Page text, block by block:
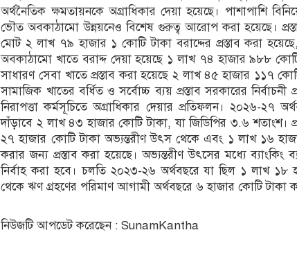
অর্থনৈতিক ক্ষমতায়নকে অগ্রাধিকার দেয়া হয়েছে। পাশাপাশি
ভৌত অবকাঠামো উন্নয়নেও বিশেষ গুরুত্ব আরোপ করা হয়েছে।
মোট ২ লাখ ৭৯ হাজার ১ কোটি টাকা বরাদ্দের প্রস্তাব করা
অবকাঠামো খাতে বরাদ্দ দেয়া হয়েছে ১ লাখ ৭৪ হাজার ৯৮৮
সাধারণ সেবা খাতে প্রস্তাব করা হয়েছে ২ লাখ ৪৫ হাজার ১১৭
সামাজিক খাতের বর্ধিত ও সর্বোচ্চ ব্যয় প্রস্তাব সরকারের নির্বাচনী
নিরাপত্তা কর্মসূচিতে অগ্রাধিকার দেয়ার প্রতিফলন। ২০২৬-২৭
দাঁড়াবে ২ লাখ ৪৩ হাজার কোটি টাকা, যা জিডিপির ৩.৬ শতাংশ।
২৭ হাজার কোটি টাকা অভ্যন্তরীণ উৎস থেকে এবং ১ লাখ ১৬
করার জন্য প্রস্তাব করা হয়েছে। অভ্যন্তরীণ উৎসের মধ্যে ব্যাংকিং
নির্বাহ করা হবে। চলতি ২০২৩-২৬ অর্থবছরে যা ছিল ১ লাখ ১৮
থেকে ঋণ গ্রহণের পরিমাণ আগামী অর্থবছরে ৬ হাজার কোটি টাকা
নিউজটি আপডেট করেছেন : SunamKantha